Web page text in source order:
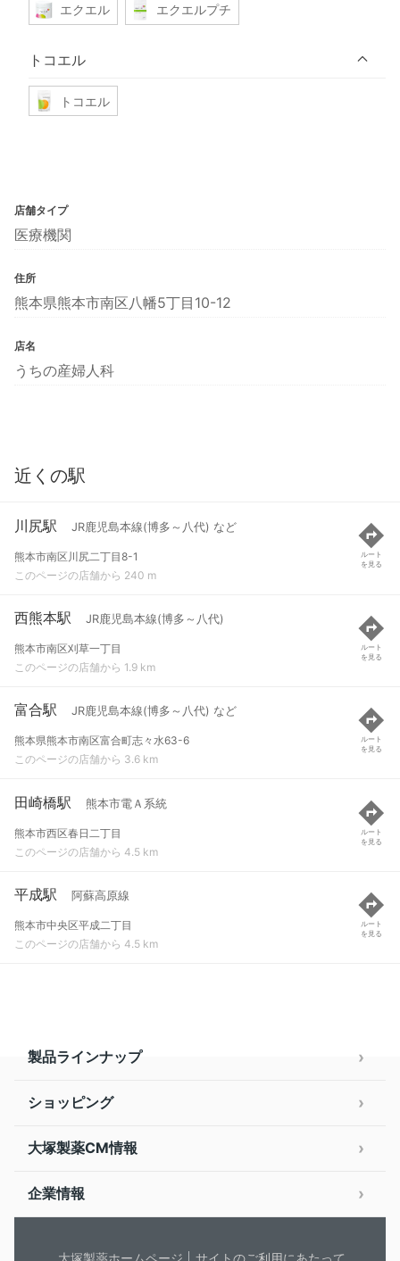
エクエル エクエルプチ
トコエル
トコエル
店舗タイプ
医療機関
住所
熊本県熊本市南区八幡5丁目10-12
店名
うちの産婦人科
近くの駅
川尻駅 JR鹿児島本線(博多～八代) など
熊本市南区川尻二丁目8-1
このページの店舗から 240 m
ルート
を見る
西熊本駅 JR鹿児島本線(博多～八代)
熊本市南区刈草一丁目
このページの店舗から 1.9 km
ルート
を見る
富合駅 JR鹿児島本線(博多～八代) など
熊本県熊本市南区富合町志々水63-6
このページの店舗から 3.6 km
ルート
を見る
田崎橋駅 熊本市電Ａ系統
熊本市西区春日二丁目
このページの店舗から 4.5 km
ルート
を見る
平成駅 阿蘇高原線
熊本市中央区平成二丁目
このページの店舗から 4.5 km
ルート
を見る
製品ラインナップ
ショッピング
大塚製薬CM情報
企業情報